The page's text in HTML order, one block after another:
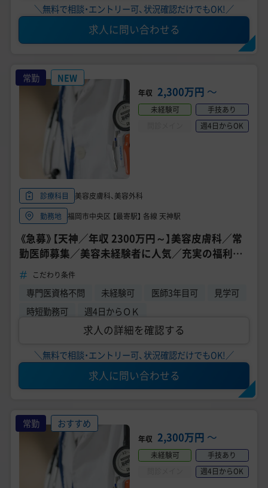
＼無料で相談・エントリー可、状況確認だけでもOK!／
求人に問い合わせる
常勤 NEW
年収 2,300万円 〜
未経験可
手技あり
週4日からOK
診療科目
美容皮膚科、美容外科
勤務地 福岡市中央区 【最寄駅】 各線 天神駅
《急募》【天神／年収 2300万円～】美容皮膚科／常
勤医師募集／美容未経験者に人気／充実の福利厚
生《TCB東京中央美容外科 福岡天神院》
こだわり条件
専門医資格不問 未経験可 医師3年目可
見学可
時短勤務可
週4日からＯＫ
求人の詳細を確認する
＼無料で相談・エントリー可、状況確認だけでもOK!／
求人に問い合わせる
常勤 おすすめ
年収 2,300万円 〜
未経験可
手技あり
週4日からOK